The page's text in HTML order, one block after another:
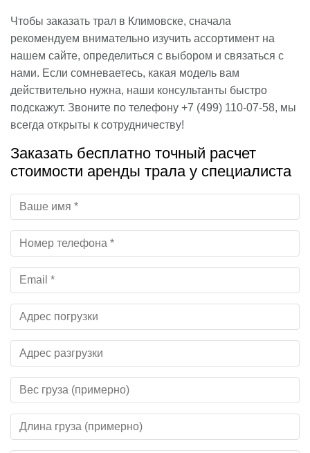
Чтобы заказать трал в Климовске, сначала
рекомендуем внимательно изучить ассортимент на
нашем сайте, определиться с выбором и связаться с
нами. Если сомневаетесь, какая модель вам
действительно нужна, наши консультанты быстро
подскажут. Звоните по телефону +7 (499) 110-07-58, мы
всегда открыты к сотрудничеству!
Заказать бесплатно точный расчет
стоимости аренды трала у специалиста